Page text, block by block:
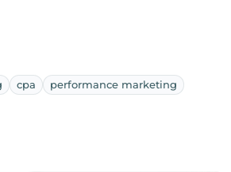
cpa
performance marketing